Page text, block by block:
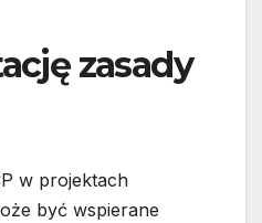
zasady
w projektach
być wspierane